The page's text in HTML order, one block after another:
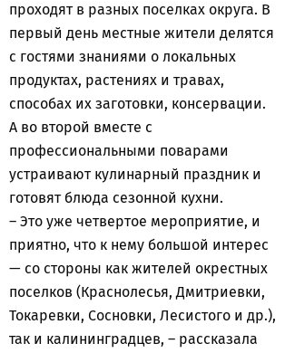
проходят в разных поселках округа. В
первый день местные жители делятся
с гостями знаниями о локальных
продуктах, растениях и травах,
способах их заготовки, консервации.
А во второй вместе с
профессиональными поварами
устраивают кулинарный праздник и
готовят блюда сезонной кухни.
– Это уже четвертое мероприятие, и
приятно, что к нему большой интерес
— со стороны как жителей окрестных
поселков (Краснолесья, Дмитриевки,
Токаревки, Сосновки, Лесистого и др.),
так и калининградцев, – рассказала